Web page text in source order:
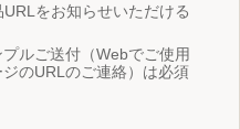
をお知らせいただける
ルご送付（Webでご使用
のURLのご連絡）は必須